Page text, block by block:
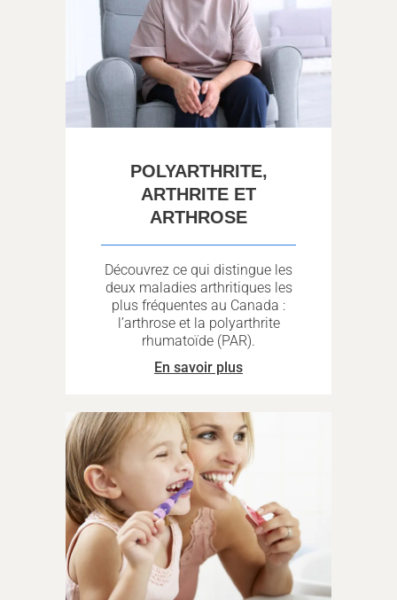
POLYARTHRITE,
ARTHRITE ET
ARTHROSE
Découvrez ce qui distingue les
deux maladies arthritiques les
plus fréquentes au Canada :
l’arthrose et la polyarthrite
rhumatoïde (PAR).
En savoir plus